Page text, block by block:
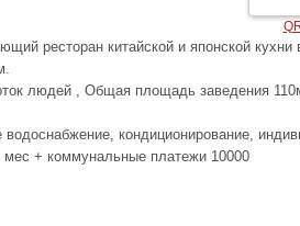
ресторан китайской и японской кухни
людей , Общая площадь заведения
водоснабжение, кондиционирование,
мес + коммунальные платежи 10000